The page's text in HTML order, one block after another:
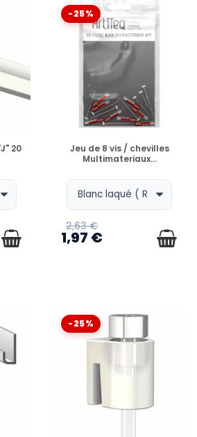
ANTIVOL ?
LA HAUTEUR DU TABLEAU ?
FILS PERLON SUR CES RAILS
20
-25%
EN STOCK
Jeu de 8 vis / chevilles
Multimateriaux...
2,63 €
1,97 €
-25%